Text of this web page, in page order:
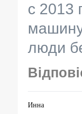
с 2013
люди
Инна